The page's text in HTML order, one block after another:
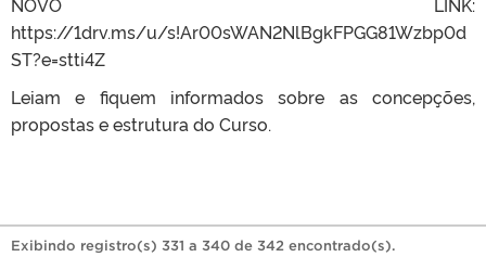
https://1drv.ms/u/s!Ar00sWAN2NlBgkFPGG81Wzbp0d
ST?e=stti4Z
Leiam e fiquem informados sobre as concepções,
propostas e estrutura do Curso.
Exibindo registro(s) 331 a 340 de 342 encontrado(s).